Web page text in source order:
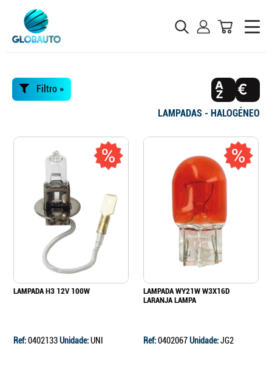
Filtro »
LAMPADAS - HALOGÉNEO
LAMPADA H3 12V 100W
Ref:0402133Unidade:UNI
LAMPADA WY21W W3X16D
LARANJA LAMPA
Ref:0402067Unidade:JG2